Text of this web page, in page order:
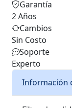
Garantía
2 Años
Cambios
Sin Costo
Soporte
Experto
Información